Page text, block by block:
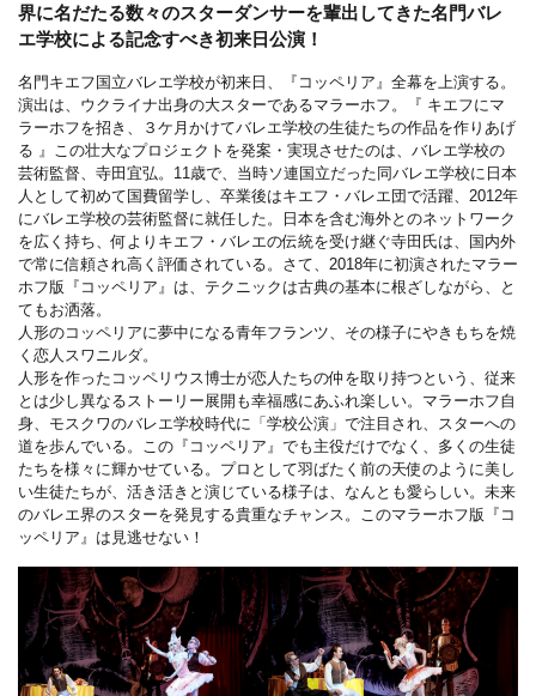
界に名だたる数々のスターダンサーを輩出してきた名門バレ
エ学校による記念すべき初来日公演！
名門キエフ国立バレエ学校が初来日、『コッペリア』全幕を上演する。
演出は、ウクライナ出身の大スターであるマラーホフ。『 キエフにマ
ラーホフを招き、３ケ月かけてバレエ学校の生徒たちの作品を作りあげ
る 』この壮大なプロジェクトを発案・実現させたのは、バレエ学校の
芸術監督、寺田宜弘。11歳で、当時ソ連国立だった同バレエ学校に日本
人として初めて国費留学し、卒業後はキエフ・バレエ団で活躍、2012年
にバレエ学校の芸術監督に就任した。日本を含む海外とのネットワーク
を広く持ち、何よりキエフ・バレエの伝統を受け継ぐ寺田氏は、国内外
で常に信頼され高く評価されている。さて、2018年に初演されたマラー
ホフ版『コッペリア』は、テクニックは古典の基本に根ざしながら、と
てもお洒落。
人形のコッペリアに夢中になる青年フランツ、その様子にやきもちを焼
く恋人スワニルダ。
人形を作ったコッペリウス博士が恋人たちの仲を取り持つという、従来
とは少し異なるストーリー展開も幸福感にあふれ楽しい。マラーホフ自
身、モスクワのバレエ学校時代に「学校公演」で注目され、スターへの
道を歩んでいる。この『コッペリア』でも主役だけでなく、多くの生徒
たちを様々に輝かせている。プロとして羽ばたく前の天使のように美し
い生徒たちが、活き活きと演じている様子は、なんとも愛らしい。未来
のバレエ界のスターを発見する貴重なチャンス。このマラーホフ版『コ
ッペリア』は見逃せない！